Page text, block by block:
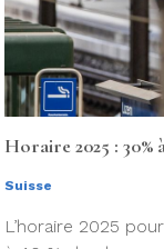
Horaire 2025 : 30%
Suisse
L’horaire 2025